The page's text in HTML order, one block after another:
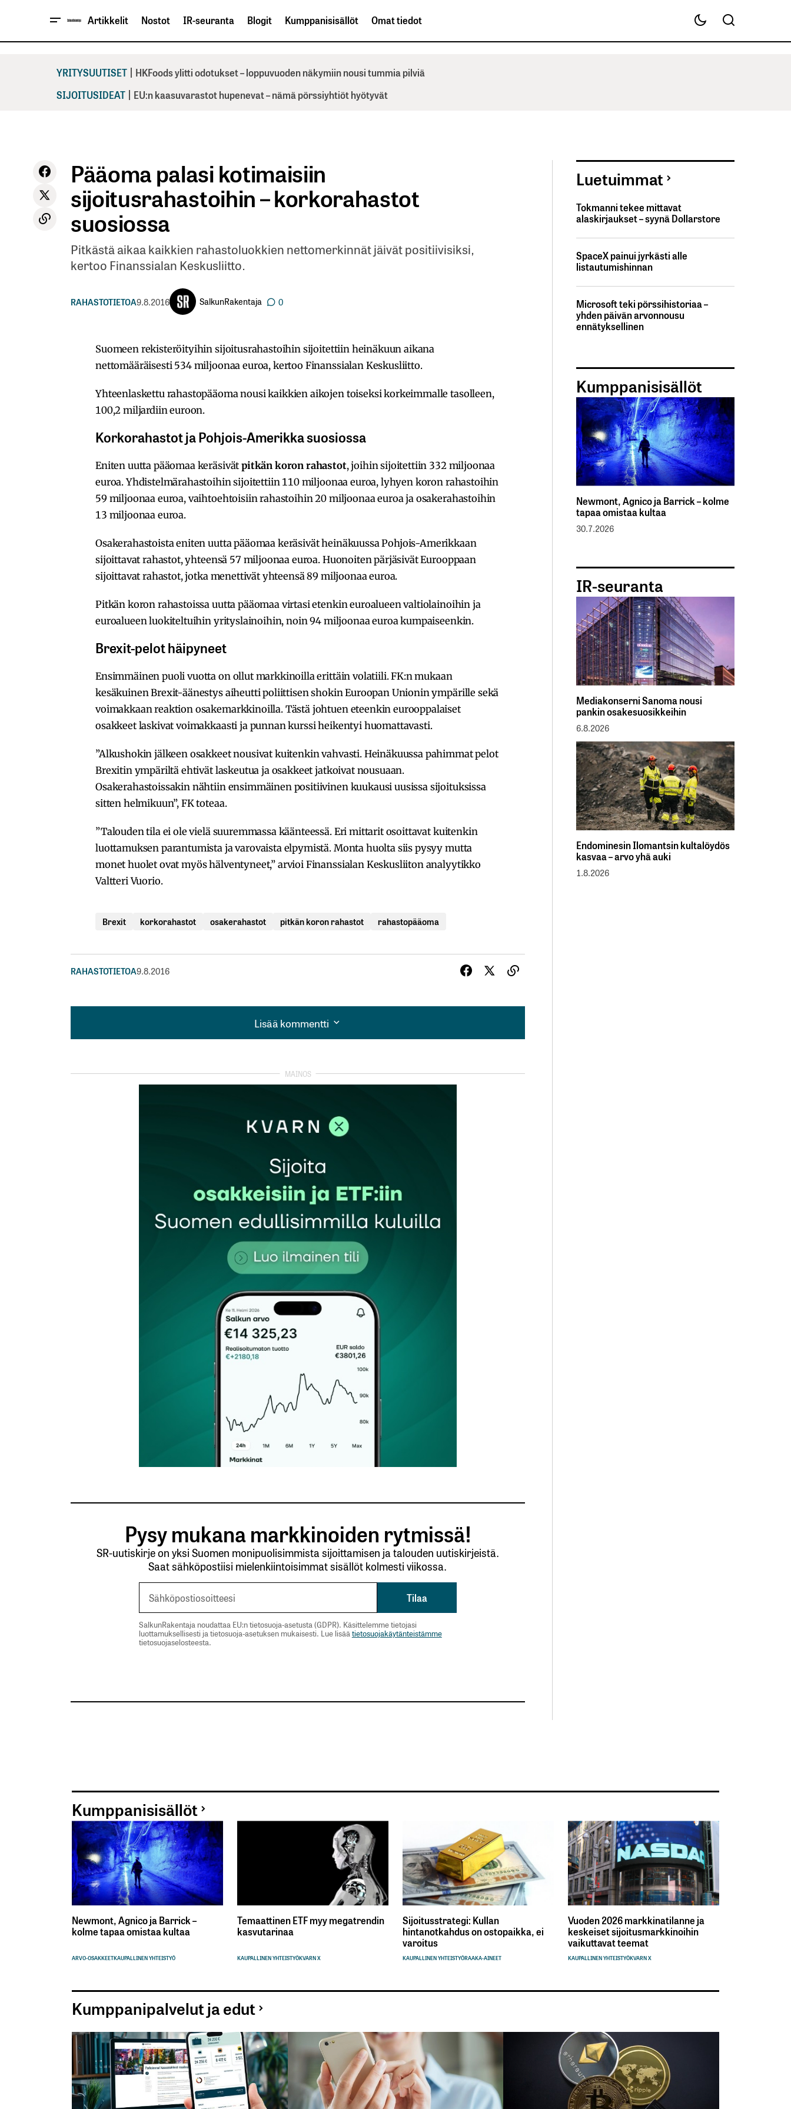
Artikkelit Nostot IR-seuranta Blogit Kumppanisisällöt Omat tiedot
YRITYSUUTISET | HKFoods ylitti odotukset – loppuvuoden näkymiin nousi tummia pilviä
SIJOITUSIDEAT | EU:n kaasuvarastot hupenevat – nämä pörssiyhtiöt hyötyvät
Pääoma palasi kotimaisiin
sijoitusrahastoihin – korkorahastot
suosiossa
Pitkästä aikaa kaikkien rahastoluokkien nettomerkinnät jäivät positiivisiksi,
kertoo Finanssialan Keskusliitto.
RAHASTOTIETOA9.8.2016 SalkunRakentaja 0
Suomeen rekisteröityihin sijoitusrahastoihin sijoitettiin heinäkuun aikana
nettomääräisesti 534 miljoonaa euroa, kertoo Finanssialan Keskusliitto.
Yhteenlaskettu rahastopääoma nousi kaikkien aikojen toiseksi korkeimmalle tasolleen,
100,2 miljardiin euroon.
Korkorahastot ja Pohjois-Amerikka suosiossa
Eniten uutta pääomaa keräsivätpitkän koron rahastot, joihin sijoitettiin 332 miljoonaa
euroa. Yhdistelmärahastoihin sijoitettiin 110 miljoonaa euroa, lyhyen koron rahastoihin
59 miljoonaa euroa, vaihtoehtoisiin rahastoihin 20 miljoonaa euroa ja osakerahastoihin
13 miljoonaa euroa.
Osakerahastoista eniten uutta pääomaa keräsivät heinäkuussa Pohjois-Amerikkaan
sijoittavat rahastot, yhteensä 57 miljoonaa euroa. Huonoiten pärjäsivät Eurooppaan
sijoittavat rahastot, jotka menettivät yhteensä 89 miljoonaa euroa.
Pitkän koron rahastoissa uutta pääomaa virtasi etenkin euroalueen valtiolainoihin ja
euroalueen luokiteltuihin yrityslainoihin, noin 94 miljoonaa euroa kumpaiseenkin.
Brexit-pelot häipyneet
Ensimmäinen puoli vuotta on ollut markkinoilla erittäin volatiili. FK:n mukaan
kesäkuinen Brexit-äänestys aiheutti poliittisen shokin Euroopan Unionin ympärille sekä
voimakkaan reaktion osakemarkkinoilla. Tästä johtuen eteenkin eurooppalaiset
osakkeet laskivat voimakkaasti ja punnan kurssi heikentyi huomattavasti.
”Alkushokin jälkeen osakkeet nousivat kuitenkin vahvasti. Heinäkuussa pahimmat pelot
Brexitin ympäriltä ehtivät laskeutua ja osakkeet jatkoivat nousuaan.
Osakerahastoissakin nähtiin ensimmäinen positiivinen kuukausi uusissa sijoituksissa
sitten helmikuun”, FK toteaa.
”Talouden tila ei ole vielä suuremmassa käänteessä. Eri mittarit osoittavat kuitenkin
luottamuksen parantumista ja varovaista elpymistä. Monta huolta siis pysyy mutta
monet huolet ovat myös hälventyneet,” arvioi Finanssialan Keskusliiton analyytikko
Valtteri Vuorio.
Brexit korkorahastot osakerahastot pitkän koron rahastot rahastopääoma
RAHASTOTIETOA9.8.2016
Lisää kommentti
Lisää kommentti
Sähköpostiosoitteesi
Tilaa SalkunRakentajan uutiskirje
Pysy mukana markkinoiden rytmissä!
SR-uutiskirje on yksi Suomen monipuolisimmista sijoittamisen ja talouden uutiskirjeistä.
Saat sähköpostiisi mielenkiintoisimmat sisällöt kolmesti viikossa.
SalkunRakentaja noudattaa EU:n tietosuoja-asetusta (GDPR). Käsittelemme tietojasi
luottamuksellisesti ja tietosuoja-asetuksen mukaisesti. Lue lisäätietosuojakäytänteistämme
tietosuojaselosteesta.
Luetuimmat
Tokmanni tekee mittavat
alaskirjaukset – syynä Dollarstore
SpaceX painui jyrkästi alle
listautumishinnan
Microsoft teki pörssihistoriaa –
yhden päivän arvonnousu
ennätyksellinen
Kumppanisisällöt
Newmont, Agnico ja Barrick – kolme
tapaa omistaa kultaa
30.7.2026
IR-seuranta
Mediakonserni Sanoma nousi
pankin osakesuosikkeihin
6.8.2026
Endominesin Ilomantsin kultalöydös
kasvaa – arvo yhä auki
1.8.2026
Kumppanisisällöt
Newmont, Agnico ja Barrick –
kolme tapaa omistaa kultaa
ARVO-OSAKKEETKAUPALLINEN YHTEISTYÖ
Temaattinen ETF myy megatrendin
kasvutarinaa
KAUPALLINEN YHTEISTYÖKVARN X
Sijoitusstrategi: Kullan
hintanotkahdus on ostopaikka, ei
varoitus
KAUPALLINEN YHTEISTYÖRAAKA-AINEET
Vuoden 2026 markkinatilanne ja
keskeiset sijoitusmarkkinoihin
vaikuttavat teemat
KAUPALLINEN YHTEISTYÖKVARN X
Kumppanipalvelut ja edut